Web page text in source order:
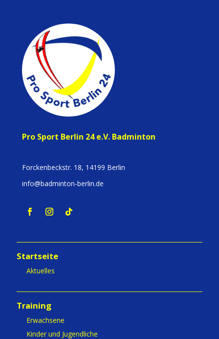
Pro Sport Berlin 24 e.V. Badminton
Forckenbeckstr. 18, 14199 Berlin
info@badminton-berlin.de
Startseite
Aktuelles
Training
Erwachsene
Kinder und Jugendliche